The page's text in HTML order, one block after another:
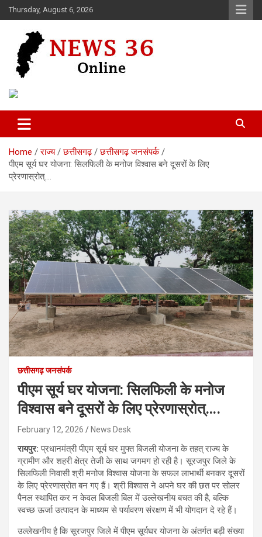
Skip
to
Thursday, August 6, 2026
News 36
Home राज्य छत्तीसगढ़
छत्तीसगढ़ जनसंपर्क
पीएम सूर्य घर योजना: सिलफिली के मनोज विश्वास बने दूसरों के लिए
प्रेरणास्रोत्….
छत्तीसगढ़ जनसंपर्क
पीएम सूर्य घर योजना: सिलफिली के मनोज
विश्वास बने दूसरों के लिए प्रेरणास्रोत्….
February 12, 2026 News Desk
रायपुर:प्रधानमंत्री पीएम सूर्य घर मुफ्त बिजली योजना के तहत् राज्य के
ग्रामीण और शहरी क्षेत्र तेजी के साथ जगमग हो रही है। सूरजपुर जिले के
सिलफिली निवासी श्री मनोज विश्वास योजना के सफल लाभार्थी बनकर दूसरों
के लिए प्रेरणास्रोत बन गए हैं। श्री विश्वास ने अपने घर की छत पर सोलर
पैनल स्थापित कर न केवल बिजली बिल में उल्लेखनीय बचत की है, बल्कि
स्वच्छ ऊर्जा उत्पादन के माध्यम से पर्यावरण संरक्षण में भी योगदान दे रहे हैं।
उल्लेखनीय है कि सूरजपुर जिले में पीएम सूर्यघर योजना के अंतर्गत बड़ी संख्या